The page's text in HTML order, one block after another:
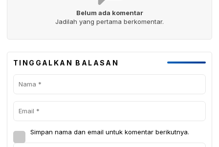
Belum ada komentar
Jadilah yang pertama berkomentar.
TINGGALKAN BALASAN
Simpan nama dan email untuk komentar berikutnya.